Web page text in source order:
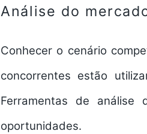
Análise do
Conhecer o cenário
concorrentes estão
Ferramentas de análise
oportunidades.